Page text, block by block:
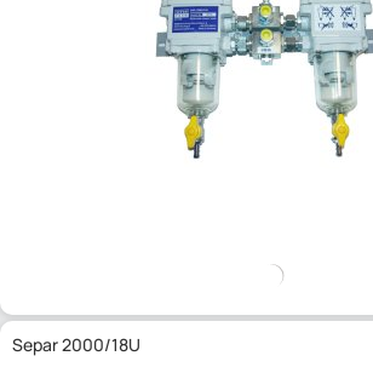
Separ 2000/18U